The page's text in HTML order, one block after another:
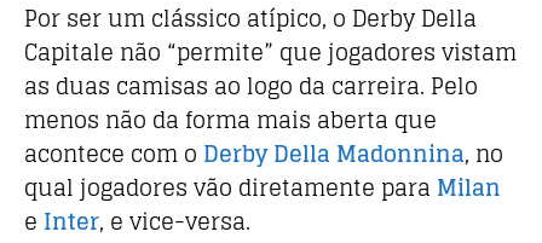
Por ser um clássico atípico, o Derby Della
Capitale não “permite” que jogadores vistam
as duas camisas ao logo da carreira. Pelo
menos não da forma mais aberta que
acontece com o Derby Della Madonnina, no
qual jogadores vão diretamente para Milan
e Inter, e vice-versa.